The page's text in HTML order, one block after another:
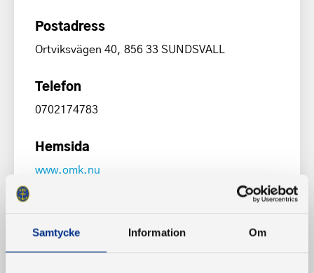
Samtycke Information Om
Postadress
Ortviksvägen 40, 856 33 SUNDSVALL
Telefon
0702174783
Hemsida
www.omk.nu